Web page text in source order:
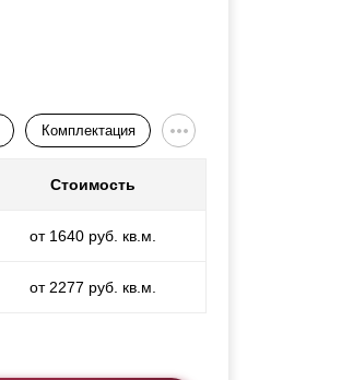
Комплектация
Стоимость
от 1640 руб. кв.м.
от 2277 руб. кв.м.